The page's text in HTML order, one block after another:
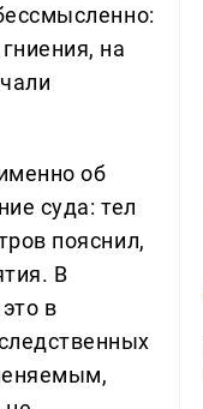
на
об
суда: тел
пояснил,
В
в